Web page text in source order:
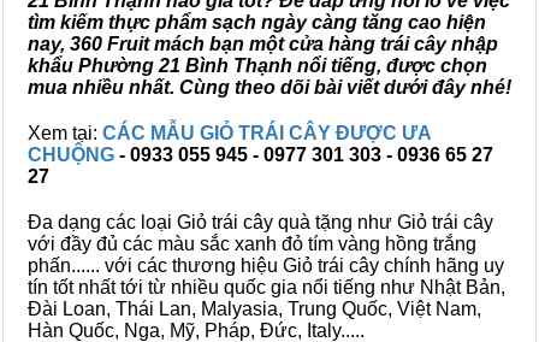
tìm kiếm thực phẩm sạch ngày càng tăng cao hiện
nay, 360 Fruit mách bạn một cửa hàng trái cây nhập
khẩu Phường 21 Bình Thạnh nổi tiếng, được chọn
mua nhiều nhất. Cùng theo dõi bài viết dưới đây nhé!
Xem tại: CÁC MẪU GIỎ TRÁI CÂY ĐƯỢC ƯA
CHUỘNG - 0933 055 945 - 0977 301 303 - 0936 65 27
27
Đa dạng các loại Giỏ trái cây quà tặng như Giỏ trái cây
với đầy đủ các màu sắc xanh đỏ tím vàng hồng trắng
phấn...... với các thương hiệu Giỏ trái cây chính hãng uy
tín tốt nhất tới từ nhiều quốc gia nổi tiếng như Nhật Bản,
Đài Loan, Thái Lan, Malyasia, Trung Quốc, Việt Nam,
Hàn Quốc, Nga, Mỹ, Pháp, Đức, Italy.....